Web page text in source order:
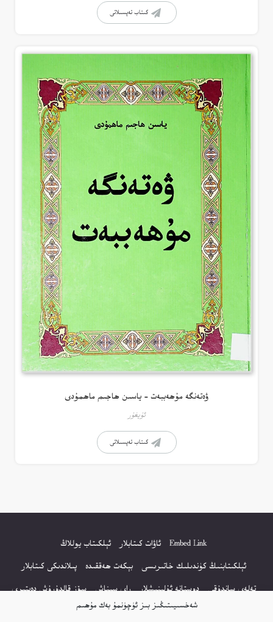
شەخسىيىتىڭىز بىز ئۈچۈنمۇ بەك مۇھىم
كىتاب تەپسىلاتى
ۋەتەنگە مۇھەببەت – ياسىن ھاجىم ماھمۇدى
ئۇيغۇر
كىتاب تەپسىلاتى
Embed Link ئاۋات كىتابلار
ئېلكىتاب يوللاڭ
ئېلكىتابنىڭ كۈندىلىك خاتىرىسى
بېكەت ھەققىدە
پىلاندىكى كىتابلار
تەلەي ساندۇقى
دوستانە ئۇلىنىشلار راي سىناش
سۆز قالدۇرۇش دەپتىرى
كۆپ سورالغان سۇئاللار
كىتاب تىزىملىكى مەخپىيەتلىك باياناتى